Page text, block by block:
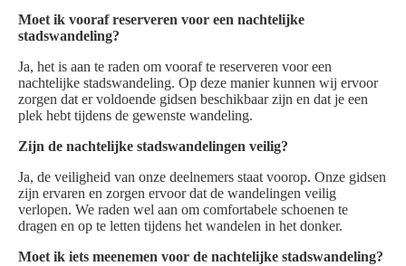
Moet ik vooraf reserveren voor een nachtelijke
stadswandeling?
Ja, het is aan te raden om vooraf te reserveren voor een
nachtelijke stadswandeling. Op deze manier kunnen wij ervoor
zorgen dat er voldoende gidsen beschikbaar zijn en dat je een
plek hebt tijdens de gewenste wandeling.
Zijn de nachtelijke stadswandelingen veilig?
Ja, de veiligheid van onze deelnemers staat voorop. Onze gidsen
zijn ervaren en zorgen ervoor dat de wandelingen veilig
verlopen. We raden wel aan om comfortabele schoenen te
dragen en op te letten tijdens het wandelen in het donker.
Moet ik iets meenemen voor de nachtelijke stadswandeling?